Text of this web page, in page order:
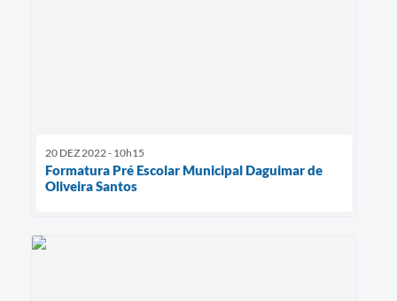
20 DEZ 2022 - 10h15
Formatura Pré Escolar Municipal Daguimar de
Oliveira Santos